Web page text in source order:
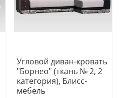
Угловой диван-кровать
"Борнео" (ткань № 2, 2
категория), Блисс-
мебель